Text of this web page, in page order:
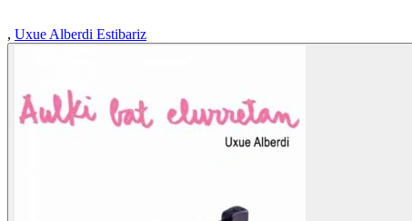
, Uxue Alberdi Estibariz